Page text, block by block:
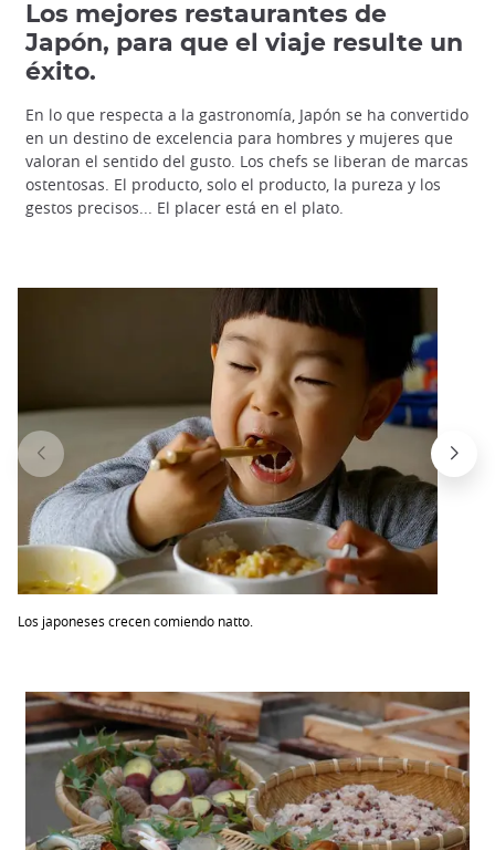
Los mejores restaurantes de
Japón, para que el viaje resulte un
éxito.
En lo que respecta a la gastronomía, Japón se ha convertido
en un destino de excelencia para hombres y mujeres que
valoran el sentido del gusto. Los chefs se liberan de marcas
ostentosas. El producto, solo el producto, la pureza y los
gestos precisos... El placer está en el plato.
Los japoneses crecen comiendo natto.